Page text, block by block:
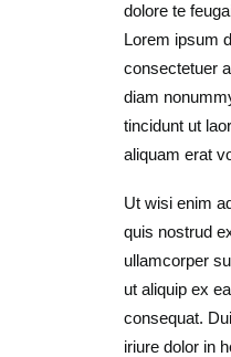
dolore te
Lorem ipsum
consectetuer
diam
tincidunt ut
aliquam erat
Ut wisi enim
quis nostrud
ullamcorper
ut aliquip ex
consequat.
iriure dolor in